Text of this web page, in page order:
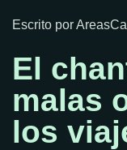
Escrito por
El
malas
los